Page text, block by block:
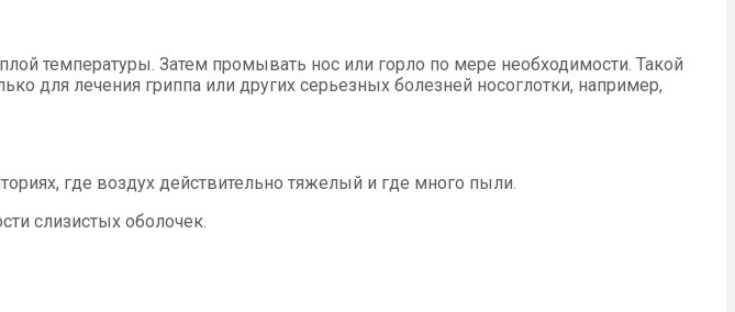
температуры. Затем промывать нос или горло по мере необходимости. Такой
для лечения гриппа или других серьезных болезней носоглотки, например,
где воздух действительно тяжелый и где много пыли.
слизистых оболочек.